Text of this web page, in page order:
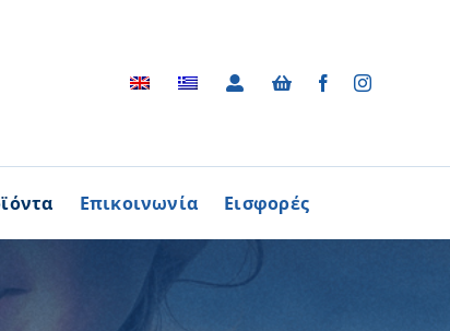
Φωτογραφικό Αρχείο
ΑΓΟΡΑΖΩ
ΠΡΟΙΟΝΤΑ
Επικοινωνία Εισφορές